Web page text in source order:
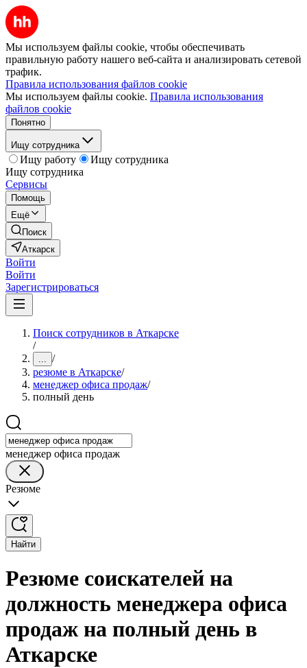
Мы используем файлы cookie, чтобы обеспечивать
правильную работу нашего веб-сайта и анализировать сетевой
трафик.
Правила использования файлов cookie
Мы используем файлы cookie. Правила использования
файлов cookie
Понятно
Ищу сотрудника
Ищу работу
Ищу сотрудника
Ищу сотрудника
Сервисы
Помощь
Ещё
Поиск
Аткарск
Войти
Войти
Зарегистрироваться
Поиск сотрудников в Аткарске
/
... /
резюме в Аткарске/
менеджер офиса продаж/
полный день
менеджер офиса продаж
Резюме
Найти
Резюме соискателей на
должность менеджера офиса
продаж на полный день в
Аткарске